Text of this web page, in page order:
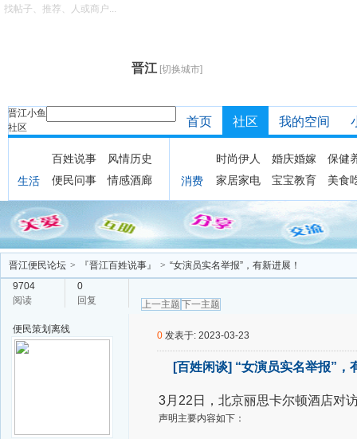
晋江 [切换城市]
晋江小鱼
社区
找帖子、推荐、人或商户...
首页 社区 我的空间
生活
百姓说事
风情历史
便民问事
情感酒廊 消费
时尚伊人 婚庆婚嫁
保健
家居家电
宝宝教育 美食
晋江便民论坛 > 『晋江百姓说事』 > “女演员实名举报”，有新进展！
9704
阅读
0
回复
上一主题 下一主题
便民策划 离线
0 发表于: 2023-03-23
[百姓闲谈] “女演员实名举报”，
3月22日，北京丽思卡尔顿酒店对
声明主要内容如下：